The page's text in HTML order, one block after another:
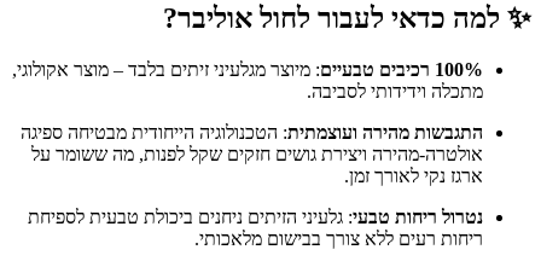
✨ למה כדאי לעבור לחול אוליבר?
100% רכיבים טבעיים
: מיוצר מגלעיני זיתים בלבד – מוצר אקולוגי,
מתכלה וידידותי לסביבה.
התגבשות מהירה ועוצמתית: הטכנולוגיה הייחודית מבטיחה ספיגה
אולטרה-מהירה ויצירת גושים חזקים שקל לפנות, מה ששומר על
ארגז נקי לאורך זמן.
נטרול ריחות טבעי: גלעיני הזיתים ניחנים ביכולת טבעית לספיחת
ריחות רעים ללא צורך בבישום מלאכותי.